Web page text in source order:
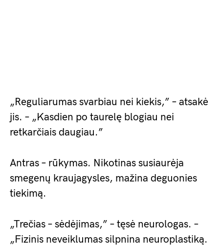
„Reguliarumas svarbiau nei kiekis,” – atsakė
jis. – „Kasdien po taurelę blogiau nei
retkarčiais daugiau.”
Antras – rūkymas. Nikotinas susiaurėja
smegenų kraujagysles, mažina deguonies
tiekimą.
„Trečias – sėdėjimas,” – tęsė neurologas. –
„Fizinis neveiklumas silpnina neuroplastiką.